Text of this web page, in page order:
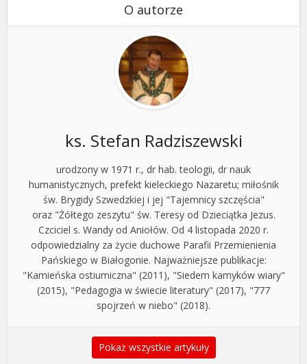
O autorze
ks. Stefan Radziszewski
urodzony w 1971 r., dr hab. teologii, dr nauk
humanistycznych, prefekt kieleckiego Nazaretu; miłośnik
św. Brygidy Szwedzkiej i jej "Tajemnicy szczęścia"
oraz "Żółtego zeszytu" św. Teresy od Dzieciątka Jezus.
Czciciel s. Wandy od Aniołów. Od 4 listopada 2020 r.
odpowiedzialny za życie duchowe Parafii Przemienienia
Pańskiego w Białogonie. Najważniejsze publikacje:
"Kamieńska ostiumiczna" (2011), "Siedem kamyków wiary"
(2015), "Pedagogia w świecie literatury" (2017), "777
spojrzeń w niebo" (2018).
Pokaż wszystkie artykuły